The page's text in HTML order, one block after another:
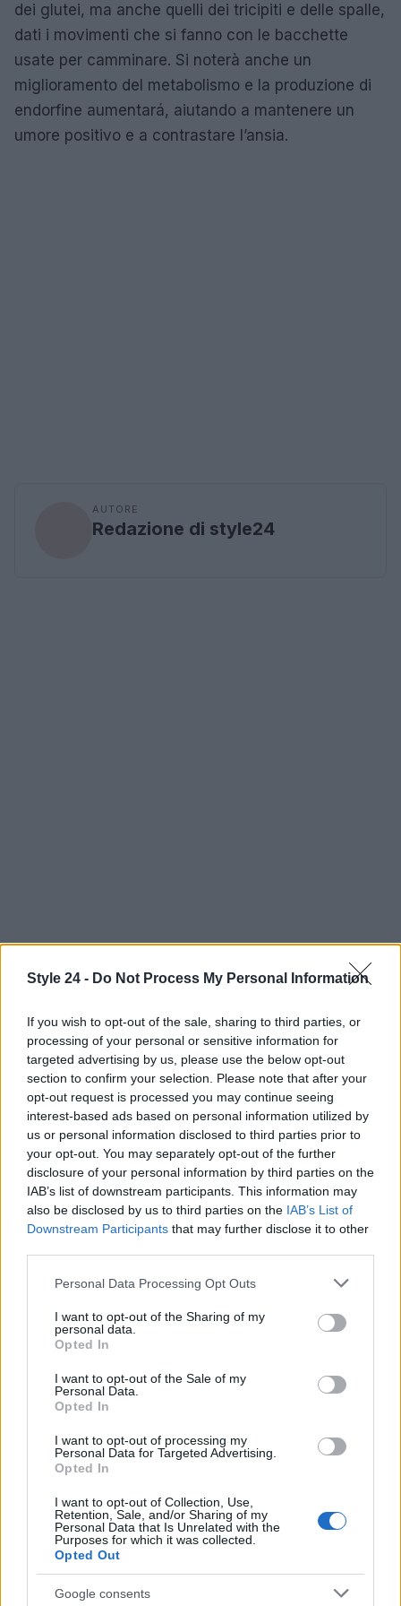
Style 24 - Do Not Process My Personal Information
If you wish to opt-out of the sale, sharing to third parties, or
processing of your personal or sensitive information for
targeted advertising by us, please use the below opt-out
section to confirm your selection. Please note that after your
opt-out request is processed you may continue seeing
interest-based ads based on personal information utilized by
us or personal information disclosed to third parties prior to
your opt-out. You may separately opt-out of the further
disclosure of your personal information by third parties on the
IAB’s list of downstream participants. This information may
also be disclosed by us to third parties on the IAB’s List of
Downstream Participants that may further disclose it to other
Please note that this website/app uses one or more Google
not limited to your visit or usage behaviour. You may click to
grant or deny consent to Google and its third-party tags to
use your data for below specified purposes in below Google
consent section.
Personal Data Processing Opt Outs
I want to opt-out of the Sharing of my
personal data.
Opted In
I want to opt-out of the Sale of my
Personal Data.
Opted In
I want to opt-out of processing my
Personal Data for Targeted Advertising.
Opted In
I want to opt-out of Collection, Use,
Retention, Sale, and/or Sharing of my
Personal Data that Is Unrelated with the
Purposes for which it was collected.
Opted Out
Google consents
dei glutei, ma anche quelli dei tricipiti e delle spalle,
dati i movimenti che si fanno con le bacchette
usate per camminare. Si noterà anche un
miglioramento del metabolismo e la produzione di
endorfine aumentará, aiutando a mantenere un
umore positivo e a contrastare l’ansia.
AUTORE
Redazione di style24
Continua a leggere
FITNESS
Wearable senza schermo: guida pratica a sonno, HRV
Cristian Castiglioni · 1 Ago 2026